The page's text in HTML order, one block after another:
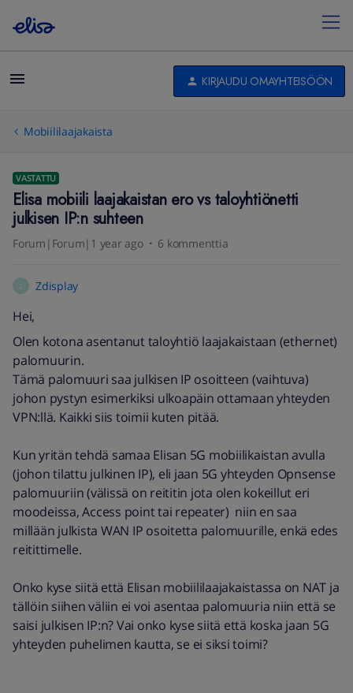
KIRJAUDU OMAYHTEISÖÖN
Mobiililaajakaista
VASTATTU
Elisa mobiili laajakaistan ero vs taloyhtiönetti
julkisen IP:n suhteen
Forum|Forum|1 year ago 6 kommenttia
Zdisplay
Hei,
Olen kotona asentanut taloyhtiö laajakaistaan (ethernet)
palomuurin.
Tämä palomuuri saa julkisen IP osoitteen (vaihtuva)
johon pystyn esimerkiksi ulkoapäin ottamaan yhteyden
VPN:llä. Kaikki siis toimii kuten pitää.
Kun yritän tehdä samaa Elisan 5G mobiilikaistan avulla
(johon tilattu julkinen IP), eli jaan 5G yhteyden Opnsense
palomuuriin (välissä on reititin jota olen kokeillut eri
moodeissa, Access point tai repeater) niin en saa
millään julkista WAN IP osoitetta palomuurille, enkä edes
reitittimelle.
Onko kyse siitä että Elisan mobiililaajakaistassa on NAT ja
tällöin siihen väliin ei voi asentaa palomuuria niin että se
saisi julkisen IP:n? Vai onko kyse siitä että koska jaan 5G
yhteyden puhelimen kautta, se ei siksi toimi?